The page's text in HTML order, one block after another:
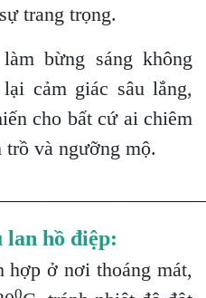
trang trọng.
bừng sáng không
cảm giác sâu lắng,
cho bất cứ ai chiêm
và ngưỡng mộ.
lan hồ điệp:
hợp ở nơi thoáng mát,
0